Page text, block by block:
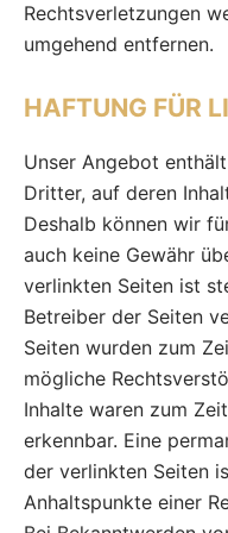
Rechtsverletzungen
umgehend entfernen.
HAFTUNG FÜR
Unser Angebot
Dritter, auf deren
Deshalb können wir
auch keine Gewähr
verlinkten Seiten ist
Betreiber der Seiten
Seiten wurden zum
mögliche
Inhalte waren zum
erkennbar. Eine
der verlinkten Seiten
Anhaltspunkte einer